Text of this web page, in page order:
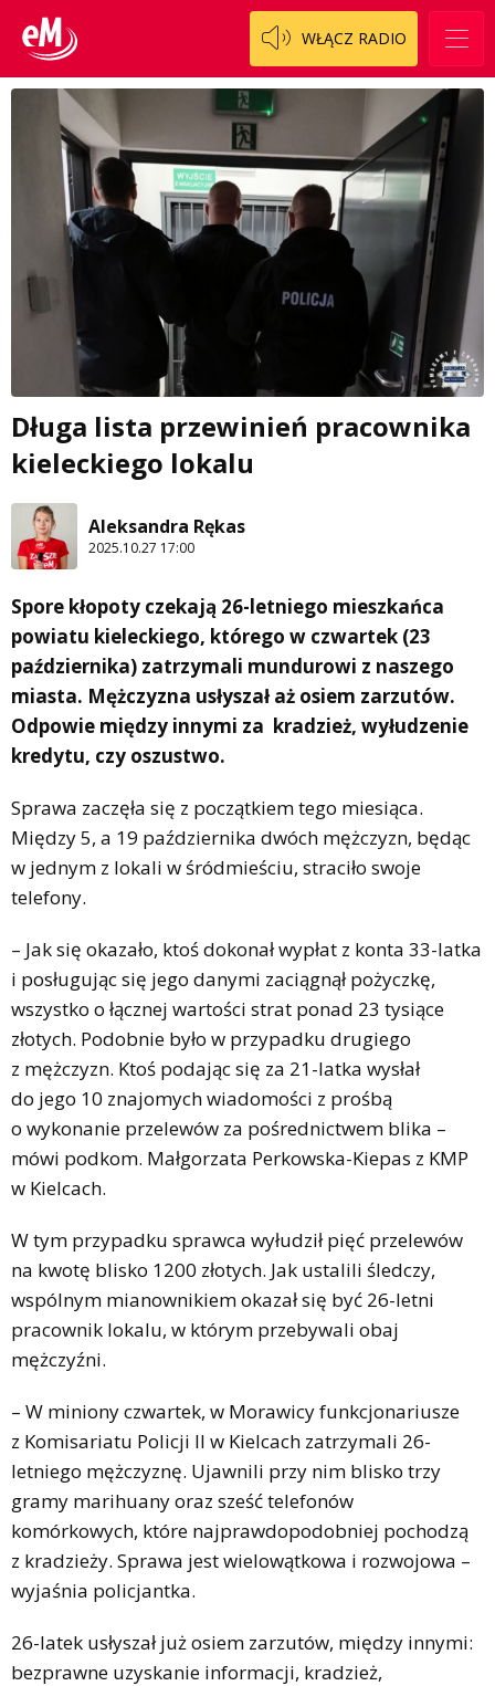
WŁĄCZ RADIO
Długa lista przewinień pracownika
kieleckiego lokalu
Aleksandra Rękas
2025.10.27 17:00
Spore kłopoty czekają 26-letniego mieszkańca
powiatu kieleckiego, którego w czwartek (23
października) zatrzymali mundurowi z naszego
miasta. Mężczyzna usłyszał aż osiem zarzutów.
Odpowie między innymi za kradzież, wyłudzenie
kredytu, czy oszustwo.
Sprawa zaczęła się z początkiem tego miesiąca.
Między 5, a 19 października dwóch mężczyzn, będąc
w jednym z lokali w śródmieściu, straciło swoje
telefony.
– Jak się okazało, ktoś dokonał wypłat z konta 33-latka
i posługując się jego danymi zaciągnął pożyczkę,
wszystko o łącznej wartości strat ponad 23 tysiące
złotych. Podobnie było w przypadku drugiego
z mężczyzn. Ktoś podając się za 21-latka wysłał
do jego 10 znajomych wiadomości z prośbą
o wykonanie przelewów za pośrednictwem blika –
mówi podkom. Małgorzata Perkowska-Kiepas z KMP
w Kielcach.
W tym przypadku sprawca wyłudził pięć przelewów
na kwotę blisko 1200 złotych. Jak ustalili śledczy,
wspólnym mianownikiem okazał się być 26-letni
pracownik lokalu, w którym przebywali obaj
mężczyźni.
– W miniony czwartek, w Morawicy funkcjonariusze
z Komisariatu Policji II w Kielcach zatrzymali 26-
letniego mężczyznę. Ujawnili przy nim blisko trzy
gramy marihuany oraz sześć telefonów
komórkowych, które najprawdopodobniej pochodzą
z kradzieży. Sprawa jest wielowątkowa i rozwojowa –
wyjaśnia policjantka.
26-latek usłyszał już osiem zarzutów, między innymi:
bezprawne uzyskanie informacji, kradzież,